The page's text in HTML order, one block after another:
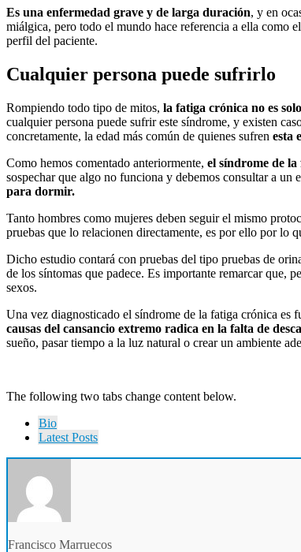
Es una enfermedad grave y de larga duración, y en
miálgica, pero todo el mundo hace referencia a ella como
perfil del paciente.
Cualquier persona puede sufrirlo
Rompiendo todo tipo de mitos, la fatiga crónica no es
cualquier persona puede sufrir este síndrome, y existen
concretamente, la edad más común de quienes sufren esta
Como hemos comentado anteriormente, el síndrome de la
sospechar que algo no funciona y debemos consultar a un
para dormir.
Tanto hombres como mujeres deben seguir el mismo
pruebas que lo relacionen directamente, es por ello por lo
Dicho estudio contará con pruebas del tipo pruebas de
de los síntomas que padece. Es importante remarcar que,
sexos.
Una vez diagnosticado el síndrome de la fatiga crónica es
causas del cansancio extremo radica en la falta de
sueño, pasar tiempo a la luz natural o crear un ambiente
The following two tabs change content below.
Bio
Latest Posts
Francisco Marruecos